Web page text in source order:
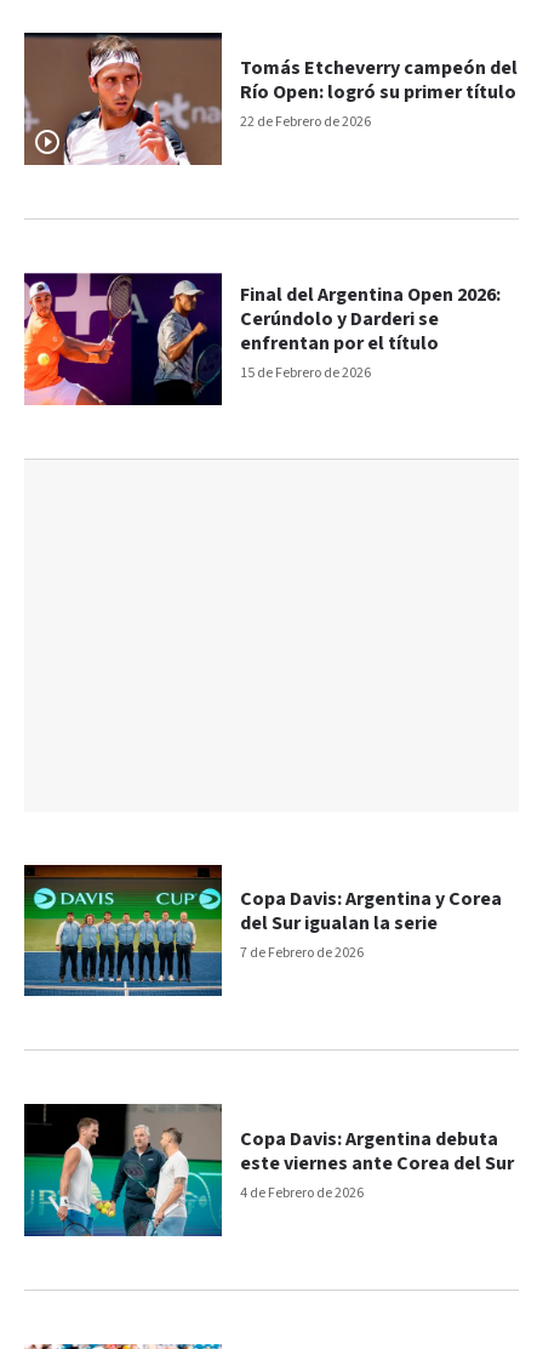
22 de Febrero de 2026
Tomás Etcheverry campeón del
Río Open: logró su primer título
15 de Febrero de 2026
Final del Argentina Open 2026:
Cerúndolo y Darderi se
enfrentan por el título
7 de Febrero de 2026
Copa Davis: Argentina y Corea
del Sur igualan la serie
4 de Febrero de 2026
Copa Davis: Argentina debuta
este viernes ante Corea del Sur